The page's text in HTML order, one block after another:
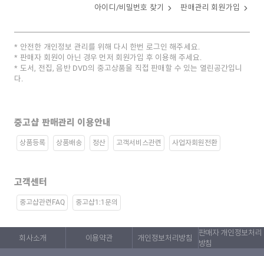
아이디/비밀번호 찾기 판매관리 회원가입
안전한 개인정보 관리를 위해 다시 한번 로그인 해주세요.
판매자 회원이 아닌 경우 먼저 회원가입 후 이용해 주세요.
도서, 전집, 음반 DVD의 중고상품을 직접 판매할 수 있는 열린공간입니
다.
중고샵 판매관리 이용안내
상품등록 상품배송 정산 고객서비스관련 사업자회원전환
고객센터
중고샵관련FAQ 중고샵1:1문의
회사소개 이용약관 개인정보처리방침
판매자 개인정보처리
방침